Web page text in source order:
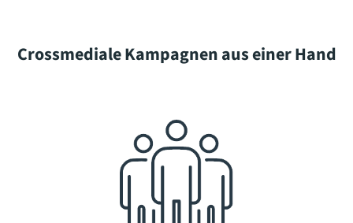
Crossmediale Kampagnen aus einer Hand